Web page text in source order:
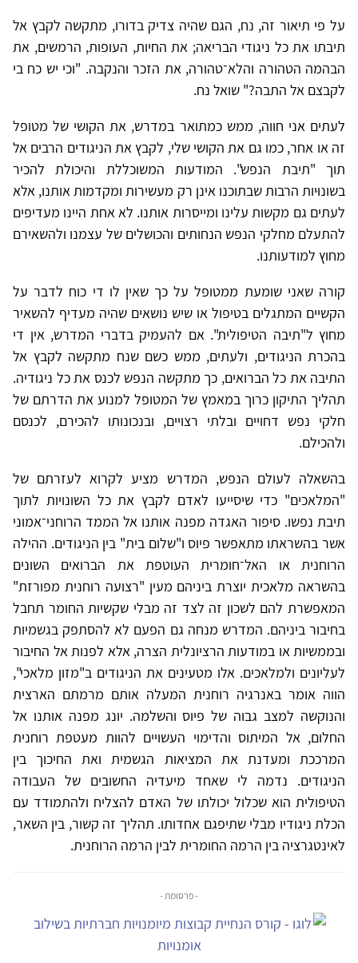
על פי תיאור זה, נח, הגם שהיה צדיק בדורו, מתקשה לקבץ אל
תיבתו את כל ניגודי הבריאה; את החיות, העופות, הרמשים, את
הבהמה הטהורה והלא־טהורה, את הזכר והנקבה. "וכי יש כח בי
לקבצם אל התבה?" שואל נח.
לעתים אני חווה, ממש כמתואר במדרש, את הקושי של מטופל
זה או אחר, כמו גם את הקושי שלי, לקבץ את הניגודים הרבים אל
תוך "תיבת הנפש". המודעות המשוכללת והיכולת להכיר
בשונוּיות הרבות שבתוכנו אינן רק מעשירות ומקדמות אותנו, אלא
לעתים גם מקשות עלינו ומייסרות אותנו. לא אחת היינו מעדיפים
להתעלם מחלקי הנפש הנחותים והכושלים של עצמנו ולהשאירם
מחוץ למודעותנו.
קורה שאני שומעת ממטופל על כך שאין לו די כוח לדבר על
הקשיים המתגלים בטיפול או שיש נושאים שהיה מעדיף להשאיר
מחוץ ל"תיבה הטיפולית". אם להעמיק בדברי המדרש, אין די
בהכרת הניגודים, ולעתים, ממש כשם שנח מתקשה לקבץ אל
התיבה את כל הברואים, כך מתקשה הנפש לכנס את כל ניגודיה.
תהליך התיקון כרוך במאמץ של המטופל למנוע את הדרתם של
חלקי נפש דחויים ובלתי רצויים, ובנכונותו להכירם, לכנסם
ולהכילם.
בהשאלה לעולם הנפש, המדרש מציע לקרוא לעזרתם של
"המלאכים" כדי שיסייעו לאדם לקבץ את כל השונויות לתוך
תיבת נפשו. סיפור האגדה מפנה אותנו אל הממד הרוחני־אמוני
אשר בהשראתו מתאפשר פיוס ו"שלום בית" בין הניגודים. ההילה
הרוחנית או האל־חומרית העוטפת את הברואים השונים
בהשראה מלאכית יוצרת ביניהם מעין "רצועה רוחנית מפורזת"
המאפשרת להם לשכון זה לצד זה מבלי שקשיות החומר תחבל
בחיבור ביניהם. המדרש מנחה גם הפעם לא להסתפק בגשמיות
ובממשיות או במודעות הרציונלית הצרה, אלא לפנות אל החיבור
לעליונים ולמלאכים. אלו מטעינים את הניגודים ב"מזון מלאכי",
הווה אומר באנרגיה רוחנית המעלה אותם מרמתם הארצית
והנוקשה למצב גבוה של פיוס והשלמה. יונג מפנה אותנו אל
החלום, אל המיתוס והדימוי העשויים להוות מעטפת רוחנית
המרככת ומעדנת את המציאות הגשמית ואת החיכוך בין
הניגודים. נדמה לי שאחד מיעדיה החשובים של העבודה
הטיפולית הוא שכלול יכולתו של האדם להצליח ולהתמודד עם
הכלת ניגודיו מבלי שתיפגם אחדותו. תהליך זה קשור, בין השאר,
לאינטגרציה בין הרמה החומרית לבין הרמה הרוחנית.
- פרסומת -